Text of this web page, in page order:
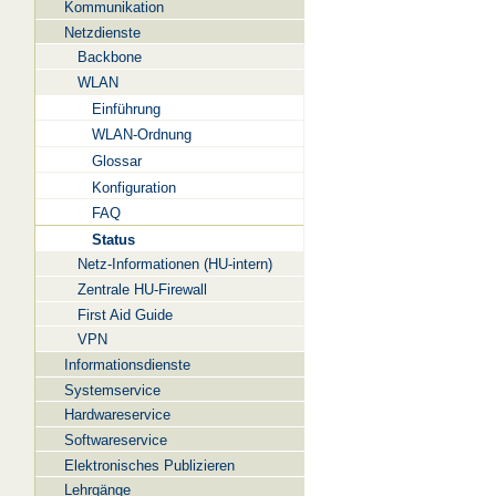
Kommunikation
Netzdienste
Backbone
WLAN
Einführung
WLAN-Ordnung
Glossar
Konfiguration
FAQ
Status
Netz-Informationen (HU-intern)
Zentrale HU-Firewall
First Aid Guide
VPN
Informationsdienste
Systemservice
Hardwareservice
Softwareservice
Elektronisches Publizieren
Lehrgänge